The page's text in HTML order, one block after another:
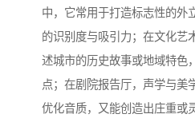
中，它常用于打造标志性的外
的识别度与吸引力；在文化艺
述城市的历史故事或地域特色
点；在剧院报告厅，声学与美
优化音质，又能创造出庄重或